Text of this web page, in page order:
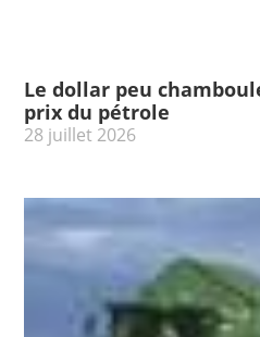
Le dollar peu
prix du pétrole
28 juillet 2026